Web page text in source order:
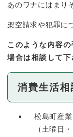
あのワナにはまり
架空請求や犯罪に
このような内容の
場合は相談して下
消費生活相
松島町産業
（土曜日・